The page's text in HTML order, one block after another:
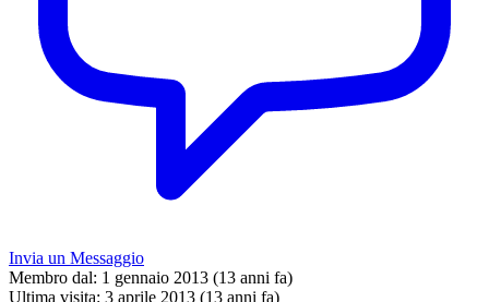
Invia un Messaggio
Membro dal: 1 gennaio 2013 (13 anni fa)
Ultima visita: 3 aprile 2013 (13 anni fa)